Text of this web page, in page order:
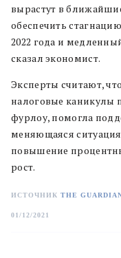
вырастут в
обеспечить
2022 года и
сказал экономист.
Эксперты считают,
налоговые каникулы
фурлоу, помогла
меняющаяся
повышение
рост.
ИСТОЧНИК THE
01/12/2021